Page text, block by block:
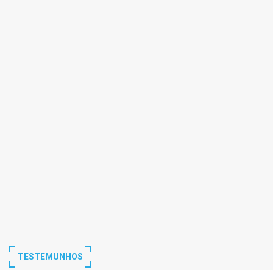
TESTEMUNHOS